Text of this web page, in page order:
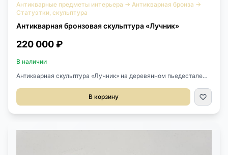
Антикварные предметы интерьера → Антикварная бронза →
Статуэтки, скульптура
Антикварная бронзовая скульптура «Лучник»
220 000 ₽
В наличии
Антикварная скульптура «Лучник» на деревянном пьедестале
В корзину